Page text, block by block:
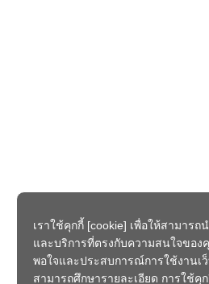
เราใช้คุกกี้ [cookie] เพื่อให้สามารถ
และบริการที่ตรงกับความสนใจของ
พอใจและประสบการณ์การใช้งาน
สามารถศึกษารายละเอียด การใช้คุ